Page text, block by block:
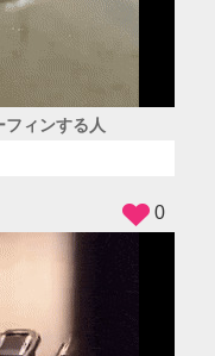
ィンする人
0